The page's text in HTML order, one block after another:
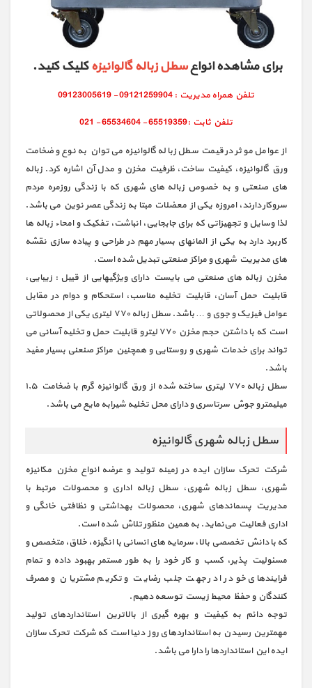
برای مشاهده انواعسطل زباله گالوانیزهکلیک کنید.
از عوامل موثر در قیمت سطل زباله گالوانیزه می توان به نوع و ضخامت
ورق گالوانیزه، کیفیت ساخت، ظرفیت مخزن و مدل آن اشاره کرد. زباله
های صنعتی و به خصوص زباله های شهری که با زندگی روزمره مردم
سروکار دارند، امروزه یکی از معضلات مبتا به زندگی عصر نوین می باشد.
لذا وسایل و تجهیزاتی که برای جابجایی، انباشت، تفکیک و امحاء زباله ها
کاربرد دارد به یکی از المانهای بسیار مهم در طراحی و پیاده سازی نقشه
های مدیریت شهری و مراکز صنعتی تبدیل شده است.
مخزن زباله های صنعتی می بایست دارای ویژگیهایی از قبیل : زیبایی،
قابلیت حمل آسان، قابلیت تخلیه مناسب، استحکام و دوام در مقابل
عوامل فیزیک و جوی و … باشد. سطل زباله ۷۷۰ لیتری یکی از محصولاتی
است که با داشتن حجم مخزن ۷۷۰ لیتر و قابلیت حمل و تخلیه آسانی می
تواند برای خدمات شهری و روستایی و همچنین مراکز صنعنی بسیار مفید
باشد.
سطل زباله ۷۷۰ لیتری ساخته شده از ورق گالوانیزه گرم با ضخامت ۱٫۵
میلیمتر و جوش سرتاسری و دارای محل تخلیه شیرابه مایع می باشد.
سطل زباله شهری گالوانیزه
شرکت تحرک سازان ایده در زمینه تولید و عرضه انواع مخزن مکانیزه
شهری، سطل زباله شهری، سطل زباله اداری و محصولات مرتبط با
مدیریت پسماندهای شهری، محصولات بهداشتی و نظافتی خانگی و
اداری فعالیت می‌نماید. به همین منظور تلاش شده است.
که با دانش تخصصی بالا، سرمایه های انسانی با انگیزه، خلاق، متخصص و
مسئولیت پذیر، ‌کسب و کار خود را به طور مستمر بهبود داده و تمام
فرایندهای خود را در جهت جلب رضایت و تکریم مشتریان و مصرف
کنندگان و حفظ محیط زیست توسعه دهیم.
توجه دائم به کیفیت و بهره گیری از بالاترین استانداردهای تولید
مهمترین رسیدن به استانداردهای روز دنیا است که شرکت تحرک سازان
ایده این استانداردها را دارا می باشد.